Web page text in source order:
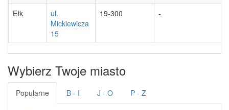
Ełk
ul.
Mickiewicza
15
19-300 -
Wybierz Twoje miasto
Popularne B - I J - O P - Z